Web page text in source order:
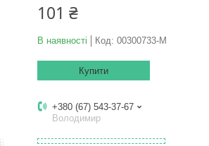
101 ₴
В наявності Код: 00300733-M
Купити
+380 (67) 543-37-67
Володимир